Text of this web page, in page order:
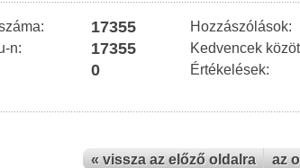
17355 Hozzászólások:
n: 17355 Kedvencek
0 Értékelések:
« vissza az előző oldalra az